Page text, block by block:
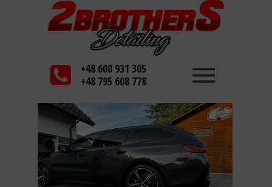
+48 600 931 305
+48 795 608 778